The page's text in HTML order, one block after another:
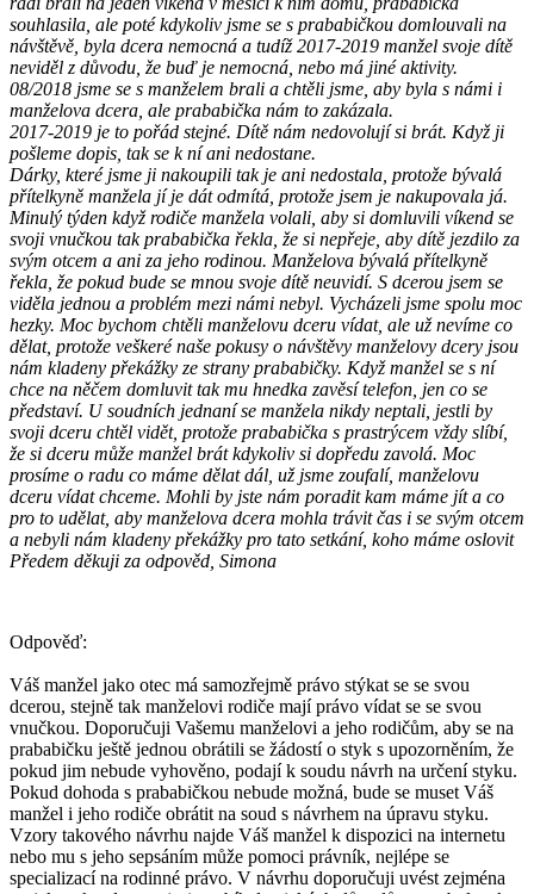
souhlasila, ale poté kdykoliv jsme se s prababičkou domlouvali na
návštěvě, byla dcera nemocná a tudíž 2017-2019 manžel svoje dítě
neviděl z důvodu, že buď je nemocná, nebo má jiné aktivity.
08/2018 jsme se s manželem brali a chtěli jsme, aby byla s námi i
manželova dcera, ale prababička nám to zakázala.
2017-2019 je to pořád stejné. Dítě nám nedovolují si brát. Když ji
pošleme dopis, tak se k ní ani nedostane.
Dárky, které jsme ji nakoupili tak je ani nedostala, protože bývalá
přítelkyně manžela jí je dát odmítá, protože jsem je nakupovala já.
Minulý týden když rodiče manžela volali, aby si domluvili víkend se
svoji vnučkou tak prababička řekla, že si nepřeje, aby dítě jezdilo za
svým otcem a ani za jeho rodinou. Manželova bývalá přítelkyně
řekla, že pokud bude se mnou svoje dítě neuvidí. S dcerou jsem se
viděla jednou a problém mezi námi nebyl. Vycházeli jsme spolu moc
hezky. Moc bychom chtěli manželovu dceru vídat, ale už nevíme co
dělat, protože veškeré naše pokusy o návštěvy manželovy dcery jsou
nám kladeny překážky ze strany prababičky. Když manžel se s ní
chce na něčem domluvit tak mu hnedka zavěsí telefon, jen co se
představí. U soudních jednaní se manžela nikdy neptali, jestli by
svoji dceru chtěl vidět, protože prababička s prastrýcem vždy slíbí,
že si dceru může manžel brát kdykoliv si dopředu zavolá. Moc
prosíme o radu co máme dělat dál, už jsme zoufalí, manželovu
dceru vídat chceme. Mohli by jste nám poradit kam máme jít a co
pro to udělat, aby manželova dcera mohla trávit čas i se svým otcem
a nebyli nám kladeny překážky pro tato setkání, koho máme oslovit
Předem děkuji za odpověd, Simona
Odpověď:
Váš manžel jako otec má samozřejmě právo stýkat se se svou
dcerou, stejně tak manželovi rodiče mají právo vídat se se svou
vnučkou. Doporučuji Vašemu manželovi a jeho rodičům, aby se na
prababičku ještě jednou obrátili se žádostí o styk s upozorněním, že
pokud jim nebude vyhověno, podají k soudu návrh na určení styku.
Pokud dohoda s prababičkou nebude možná, bude se muset Váš
manžel i jeho rodiče obrátit na soud s návrhem na úpravu styku.
Vzory takového návrhu najde Váš manžel k dispozici na internetu
nebo mu s jeho sepsáním může pomoci právník, nejlépe se
specializací na rodinné právo. V návrhu doporučuji uvést zejména